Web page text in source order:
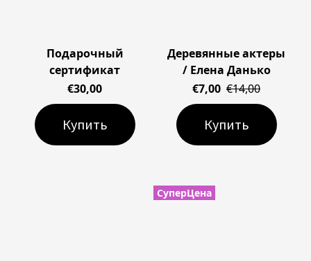
Подарочный
сертификат
€30,00
Купить
Деревянные актеры
/ Елена Данько
€7,00 €14,00
Купить
СуперЦена